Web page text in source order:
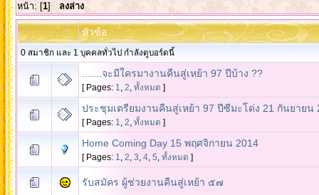
หน้า: [1]ลงล่าง
หัวข้อ
0 สมาชิก และ 1 บุคคลทั่วไป กำลังดูบอร์ดนี้
.......จะมีใครมางานคืนสู่เหย้า 97 ปีบ้าง ??
[ Pages: 1 2 ทั้งหมด ]
ประชุมเตรียมงานคืนสู่เหย้า 97 ปีซีมะโด่ง 21 กันยายน
[ Pages: 1 2 ทั้งหมด ]
Home Coming Day 15 พฤศจิกายน 2014
[ Pages: 1 2 3 4, 5 ทั้งหมด ]
รับสมัคร ผู้ช่วยงานคืนสู่เหย้า ๕๗